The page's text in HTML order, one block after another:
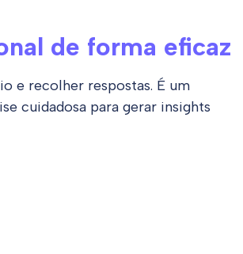
de forma eficaz
e recolher respostas. É um
cuidadosa para gerar insights